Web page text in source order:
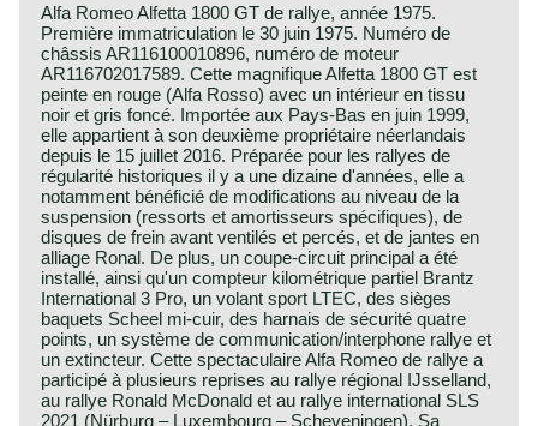
Alfa Romeo Alfetta 1800 GT de rallye, année 1975.
Première immatriculation le 30 juin 1975. Numéro de
châssis AR116100010896, numéro de moteur
AR116702017589. Cette magnifique Alfetta 1800 GT est
peinte en rouge (Alfa Rosso) avec un intérieur en tissu
noir et gris foncé. Importée aux Pays-Bas en juin 1999,
elle appartient à son deuxième propriétaire néerlandais
depuis le 15 juillet 2016. Préparée pour les rallyes de
régularité historiques il y a une dizaine d'années, elle a
notamment bénéficié de modifications au niveau de la
suspension (ressorts et amortisseurs spécifiques), de
disques de frein avant ventilés et percés, et de jantes en
alliage Ronal. De plus, un coupe-circuit principal a été
installé, ainsi qu'un compteur kilométrique partiel Brantz
International 3 Pro, un volant sport LTEC, des sièges
baquets Scheel mi-cuir, des harnais de sécurité quatre
points, un système de communication/interphone rallye et
un extincteur. Cette spectaculaire Alfa Romeo de rallye a
participé à plusieurs reprises au rallye régional IJsselland,
au rallye Ronald McDonald et au rallye international SLS
2021 (Nürburg – Luxembourg – Scheveningen). Sa